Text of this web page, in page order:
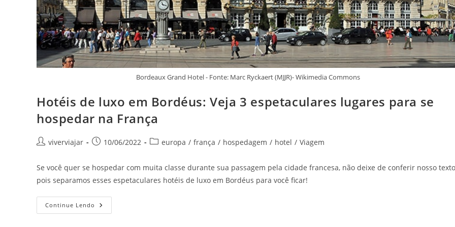
Bordeaux Grand Hotel - Fonte: Marc Ryckaert (MJJR)- Wikimedia Commons
Hotéis de luxo em Bordéus: Veja 3 espetaculares lugares para se
hospedar na França
Autorviverviajar
Post10/06/2022
Categoria
post:
europa / frança / hospedagem / hotel / Viagem
Se você quer se hospedar com muita classe durante sua passagem pela cidade francesa, não deixe de conferir nosso
pois separamos esses espetaculares hotéis de luxo em Bordéus para você ficar!
Continue Lendo Hotéis
De